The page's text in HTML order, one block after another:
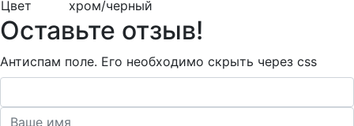
Цвет
хром/черный
Оставьте отзыв!
Антиспам поле. Его необходимо скрыть через css